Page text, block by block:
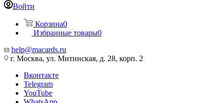
Войти
Корзина0
Избранные товары0
help@macards.ru
г. Москва, ул. Митинская, д. 28, корп. 2
Вконтакте
Telegram
YouTube